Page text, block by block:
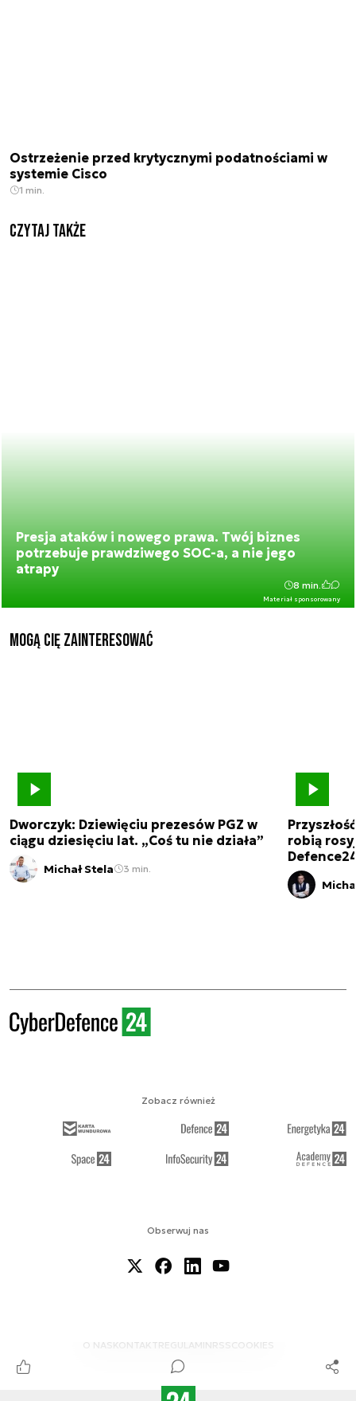
Ostrzeżenie przed krytycznymi podatnościami w
systemie Cisco
1 min.
Czytaj także
Presja ataków i nowego prawa. Twój biznes
potrzebuje prawdziwego SOC-a, a nie jego
atrapy
Materiał sponsorowany
8 min.
Mogą Cię zainteresować
Dworczyk: Dziewięciu prezesów PGZ w
ciągu dziesięciu lat. „Coś tu nie działa”
Michał Stela 3 min.
robią
Obserwuj nas
O NAS KONTAKTREGULAMINRSS COOKIES
Zobacz również